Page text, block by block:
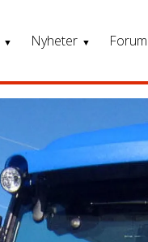
Nyheter Forum